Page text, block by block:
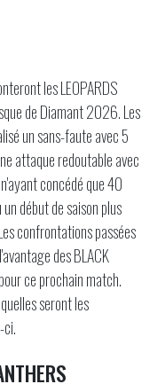
les LEOPARDS
de Diamant 2026. Les
un sans-faute avec 5
attaque redoutable avec
concédé que 40
début de saison plus
confrontations passées
des BLACK
ce prochain match.
seront les